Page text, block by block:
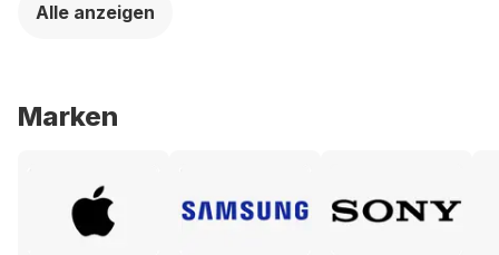
Alle anzeigen
Marken